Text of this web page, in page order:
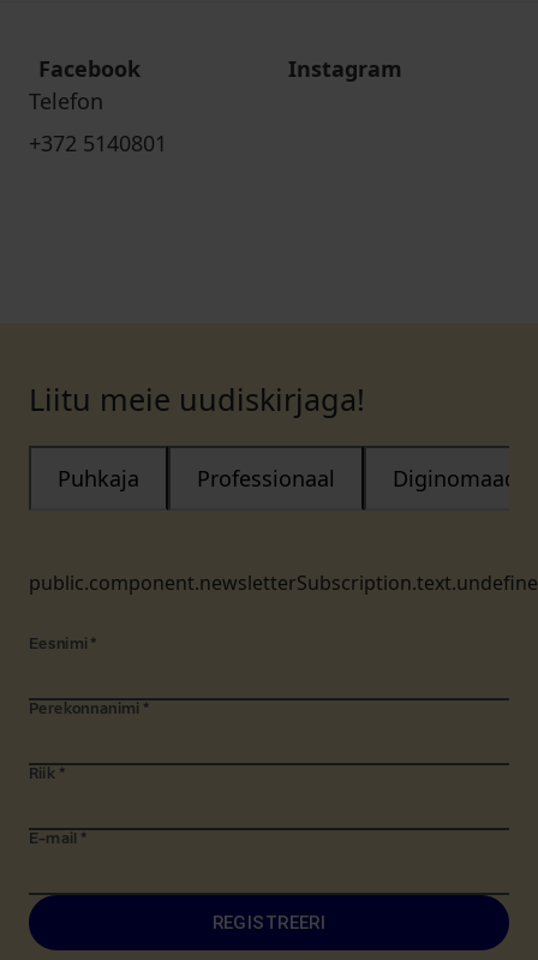
Facebook
Instagram
Telefon
+372 5140801
Liitu meie uudiskirjaga!
Puhkaja Professionaal Diginomaad
Eesnimi *
Perekonnanimi *
Riik *
E-mail *
REGISTREERI